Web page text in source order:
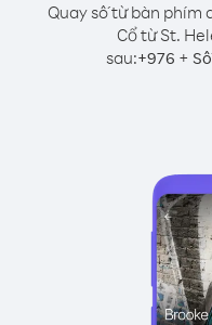
Quay số từ bàn phím
Cổ từ St.
sau:+976 +